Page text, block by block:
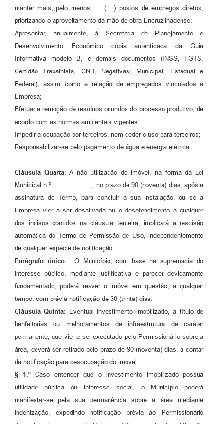
manter mais, pelo menos, ... (....) postos de empregos diretos,
priorizando o aproveitamento da mão de obra Encruzilhadense;
Apresentar, anualmente, à Secretaria de Planejamento e
Desenvolvimento Econômico cópia autenticada da Guia
Informativa modelo B, e demais documentos (INSS, FGTS,
Certidão Trabalhista, CND, Negativas; Municipal, Estadual e
Federal), assim como a relação de empregados vinculados a
Empresa;
Efetuar a remoção de resíduos oriundos do processo produtivo, de
acordo com as normas ambientais vigentes.
Impedir a ocupação por terceiros, nem ceder o uso para terceiros;
Responsabilizar-se pelo pagamento de água e energia elétrica.
Cláusula Quarta: A não utilização do imóvel, na forma da Lei
Municipal n.º ...................., no prazo de 90 (noventa) dias, após a
assinatura do Termo, para concluir a sua instalação, ou se a
Empresa vier a ser desativada ou o desatendimento a qualquer
dos incisos contidos na cláusula terceira, implicará a rescisão
automática do Termo de Permissão de Uso, independentemente
de qualquer espécie de notificação.
Parágrafo único. O Município, com base na supremacia do
interesse público, mediante justificativa e parecer devidamente
fundamentado, poderá reaver o imóvel em questão, a qualquer
tempo, com prévia notificação de 30 (trinta) dias.
Cláusula Quinta: Eventual investimento imobilizado, a título de
benfeitorias ou melhoramentos de infraestrutura de caráter
permanente, que vier a ser executado pelo Permissionário sobre a
área, deverá ser retirado pelo prazo de 90 (noventa) dias, a contar
da notificação para desocupação do imóvel.
§ 1.ºCaso entender que o investimento imobilizado possua
utilidade pública ou interesse social, o Município poderá
manifestar-se pela sua permanência sobre a área mediante
indenização, expedindo notificação prévia ao Permissionário